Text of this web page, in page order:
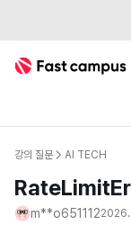
Fast Campus
강의 질문 AI TECH
m**o651112